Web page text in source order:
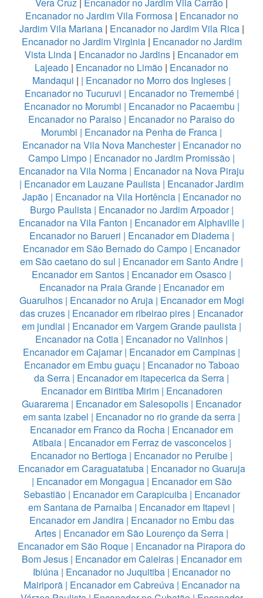
Encanador no Jardim Vila Formosa| Encanador no
Jardim Vila Mariana| Encanador no Jardim Vila Rica|
Encanador no Jardim Virginia| Encanador no Jardim
Vista Linda | Encanador no Jardins | Encanador em
Lajeado | Encanador no Limão | Encanador no
Mandaqui | | Encanador no Morro dos Ingleses |
Encanador no Tucuruvi | Encanador no Tremembé|
Encanador no Morumbi | Encanador no Pacaembu |
Encanador no Paraiso | Encanador no Paraiso do
Morumbi | Encanador na Penha de Franca |
Encanador na Vila Nova Manchester| Encanador no
Campo Limpo | Encanador no Jardim Promissão |
Encanador na Vila Norma | Encanador na Nova Piraju
| Encanador em Lauzane Paulista | Encanador Jardim
Japão| Encanador na Vila Hortência| Encanador no
Burgo Paulista| Encanador no Jardim Arpoador|
Encanador na Vila Fanton | Encanador em Alphaville |
Encanador no Barueri | Encanador em Diadema|
Encanador em São Bernado do Campo | Encanador
em São caetano do sul | Encanador em Santo Andre |
Encanador em Santos | Encanador em Osasco |
Encanador na Praia Grande| Encanador em
Guarulhos| Encanador no Aruja| Encanador em Mogi
das cruzes | Encanador em ribeirao pires | Encanador
em jundiai | Encanador em Vargem Grande paulista |
Encanador na Cotia | Encanador no Valinhos |
Encanador em Cajamar| Encanador em Campinas |
Encanador em Embu guaçu | Encanador no Taboao
da Serra | Encanador em itapecerica da Serra |
Encanador em Biritiba Mirim| Encanadoren
Guararema | Encanador em Salesopolis | Encanador
em santa izabel | Encanador no rio grande da serra |
Encanador em Franco da Rocha | Encanador em
Atibaia| Encanador em Ferraz de vasconcelos|
Encanador no Bertioga | Encanador no Peruibe |
Encanador em Caraguatatuba| Encanador no Guaruja
| Encanador em Mongagua| Encanador em São
Sebastião| Encanador em Carapicuiba| Encanador
em Santana de Parnaiba | Encanador em Itapevi |
Encanador em Jandira| Encanador no Embu das
Artes | Encanador em São Lourenço da Serra |
Encanador em São Roque | Encanador na Pirapora do
Bom Jesus| Encanador em Caieiras| Encanador em
Ibiúna| Encanador no Juquitiba| Encanador no
Mairiporã| Encanador em Cabreúva| Encanador na